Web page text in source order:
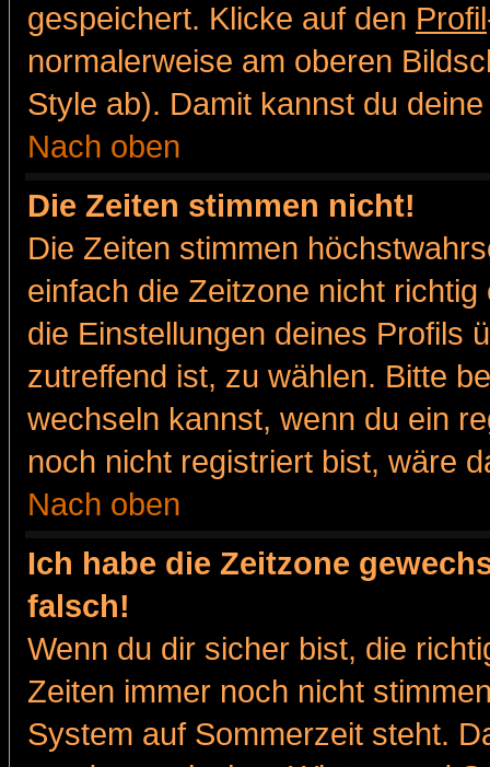
gespeichert. Klicke auf den Profil
normalerweise am oberen
Style ab). Damit kannst du
Nach oben
Die Zeiten stimmen nicht!
Die Zeiten stimmen
einfach die Zeitzone nicht
die Einstellungen deines Profils
zutreffend ist, zu wählen. Bitte
wechseln kannst, wenn du ein
noch nicht registriert bist, wäre
Nach oben
Ich habe die Zeitzone
falsch!
Wenn du dir sicher bist, die
Zeiten immer noch nicht
System auf Sommerzeit steht.